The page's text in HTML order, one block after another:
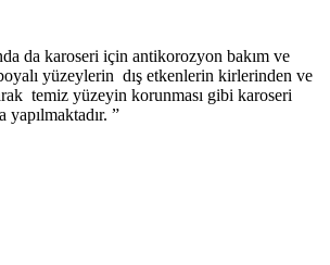
da karoseri için antikorozyon bakım ve
yüzeylerin dış etkenlerin kirlerinden ve
temiz yüzeyin korunması gibi karoseri
yapılmaktadır. ”